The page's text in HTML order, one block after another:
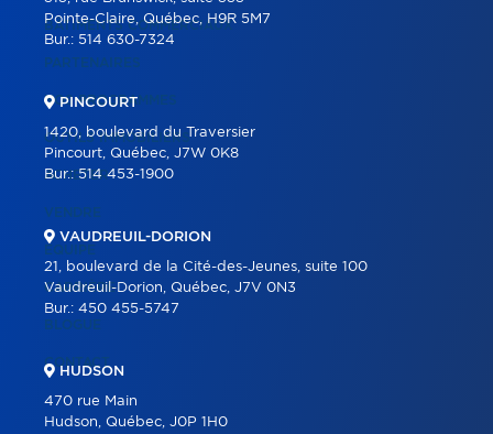
BÂTIMENTS COMMERCIAUX
PARTENAIRES
NOS PROGRAMMES
OUTILS IMMOBILIERS
ACHETER
VENDRE
ÉQUIPE
CARRIÈRE
BLOGUE
CONTACT
Pointe-Claire, Québec, H9R 5M7
Bur.: 514 630-7324
PINCOURT
1420, boulevard du Traversier
Pincourt, Québec, J7W 0K8
Bur.:514 453-1900
VAUDREUIL-DORION
21, boulevard de la Cité-des-Jeunes, suite 100
Vaudreuil-Dorion, Québec, J7V 0N3
Bur.: 450 455-5747
HUDSON
470 rue Main
Hudson, Québec, J0P 1H0